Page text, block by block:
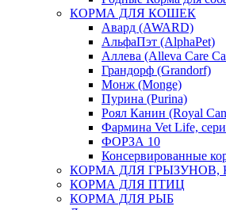
КОРМА ДЛЯ КОШЕК
Авард (AWARD)
АльфаПэт (AlphaPet)
Аллева (Alleva Care
Грандорф (Grandorf)
Монж (Monge)
Пурина (Purina)
Роял Канин (Royal
Фармина Vet Life,
ФОРЗА 10
Консервированные
КОРМА ДЛЯ ГРЫЗУНОВ,
КОРМА ДЛЯ ПТИЦ
КОРМА ДЛЯ РЫБ